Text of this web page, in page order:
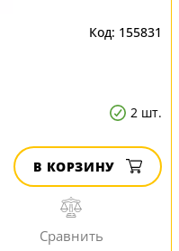
155831
2 шт.
В КОРЗИНУ